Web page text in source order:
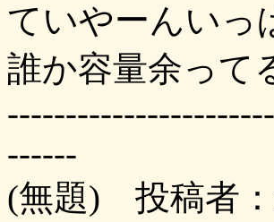
ていやーんいっ
誰か容量余って
------
(無題) 投稿者